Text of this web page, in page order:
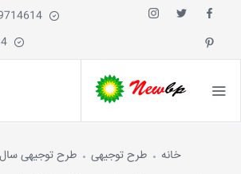
خانه طرح توجیهی
طرح توجیهی سال 1405